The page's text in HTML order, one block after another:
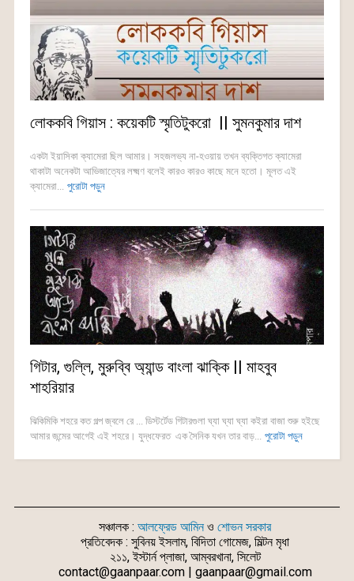
লোককবি গিয়াস : কয়েকটি স্মৃতিটুকরো || সুমনকুমার দাশ
একটা ইয়াসিকা ক্যামেরা ছিল আমার। সহজলভ্য না-হওয়ায় তখন ব্যক্তিগত ক্যামেরা
থাকাটা অনেকটা আভিজাত্যের লক্ষ্মণ বলেই কারও কারও কাছে মনে হতো। মূলত এই
ক্যামেরা... পুরোটা পড়ুন
গিটার, গুল্লি, মুরুব্বি অ্যান্ড বাংলা ঝাক্কি || মাহবুব
শাহরিয়ার
ঝিকিমিকি শহরে কত গল্প জ্বলে রে ... ডিস্টর্টেড গিটারগুলা ঘ্যা ঘ্যা ঘ্যা কইরা বাজা শুরু হইছে
আমার জন্মের আগেই এই শহরে। যুদ্ধফেরত এক সৈনিক যখন তার বাড়... পুরোটা পড়ুন
সঞ্চালক : আলফ্রেড আমিনও শোভন সরকার
প্রতিবেদক : সুবিনয় ইসলাম, বিদিতা গোমেজ, মিল্টন মৃধা
২১১, ইস্টার্ন প্লাজা, আম্বরখানা, সিলেট
contact@gaanpaar.com | gaanpaar@gmail.com